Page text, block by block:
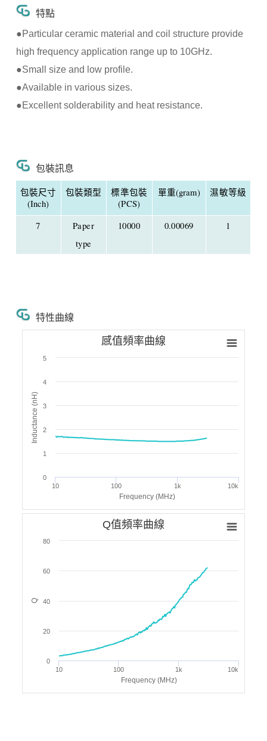
特點
●Particular ceramic material and coil structure provide
high frequency application range up to 10GHz.
●Small size and low profile.
●Available in various sizes.
●Excellent solderability and heat resistance.
包裝訊息
包裝尺寸
(Inch)
包裝類型
標準包裝
(PCS)
單重(gram) 濕敏等級
7
Paper
type
10000 0.00069 1
特性曲線
Frequency (MHz)
Inductance (nH)
感值頻率曲線
10 100 1k 10k
0
1
2
3
4
5
Frequency (MHz)
Q
Q值頻率曲線
10 100 1k 10k
0
20
40
60
80